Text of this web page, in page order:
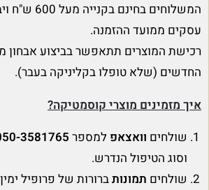
עסקים ממועד ההזמנה.
רכישת המוצרים תתאפשר בביצוע אבחון
החדשים (שלא טופלו בקליניקה בעבר).
איך מזמינים מוצרי קוסמטיקה?
שולחים וואצאפ למספר 3581765
וסוג הטיפול הנדרש.
שולחים תמונותברורות של פרופיל